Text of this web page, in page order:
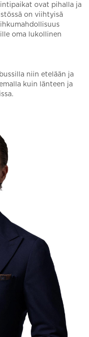
ovat pihalla ja
on viihtyisä
oma lukollinen
niin etelään ja
kuin länteen ja